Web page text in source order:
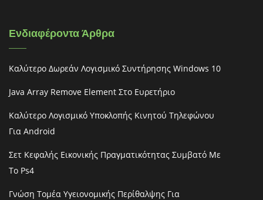
Ενδιαφέροντα Άρθρα
Καλύτερο Δωρεάν Λογισμικό Συντήρησης Windows 10
Java Array Remove Element Στο Ευρετήριο
Καλύτερο Λογισμικό Υποκλοπής Κινητού Τηλεφώνου
Για Android
Σετ Κεφαλής Εικονικής Πραγματικότητας Συμβατό Με
Το Ps4
Γνώση Τομέα Υγειονομικής Περίθαλψης Για